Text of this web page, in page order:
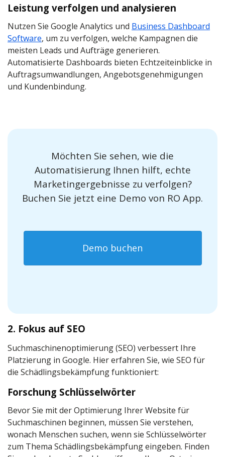
Leistung verfolgen und analysieren
Nutzen Sie Google Analytics und Business Dashboard
Software, um zu verfolgen, welche Kampagnen die
meisten Leads und Aufträge generieren.
Automatisierte Dashboards bieten Echtzeiteinblicke in
Auftragsumwandlungen, Angebotsgenehmigungen
und Kundenbindung.
Möchten Sie sehen, wie die
Automatisierung Ihnen hilft, echte
Marketingergebnisse zu verfolgen?
Buchen Sie jetzt eine Demo von RO App.
Demo buchen
2. Fokus auf SEO
Suchmaschinenoptimierung (SEO) verbessert Ihre
Platzierung in Google. Hier erfahren Sie, wie SEO für
die Schädlingsbekämpfung funktioniert:
Forschung Schlüsselwörter
Bevor Sie mit der Optimierung Ihrer Website für
Suchmaschinen beginnen, müssen Sie verstehen,
wonach Menschen suchen, wenn sie Schlüsselwörter
zum Thema Schädlingsbekämpfung eingeben. Finden